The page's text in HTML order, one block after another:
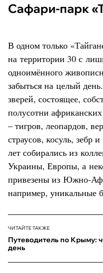
Сафари-парк
В одном только
на территории 30 с
одноимённого
забыться на целый
зверей, состоящее,
полусотни
– тигров, леопардов,
страусов, косуль, зебр
лет собирались из
Украины, Европы, а
привезены из Южно-
например, уникальные
ЧИТАЙТЕ ТАКЖЕ
Путеводитель по Крыму:
день